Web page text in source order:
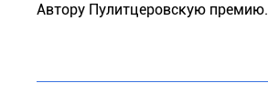
Автору Пулитцеровскую премию.